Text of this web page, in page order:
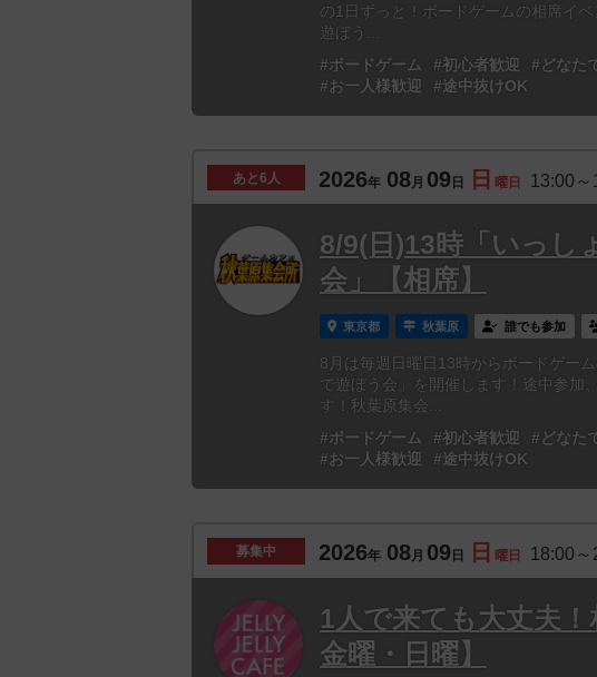
の1日ずっと！ボードゲームの相席イ
遊ぼう...
#ボードゲーム
#初心者歓迎 #どなた
#お一人様歓迎
#途中抜けOK
あと6人 2026年 08 月 09 日 日 曜日 13:00～
8/9(日)13時「いっし
会」【相席】
東京都 秋葉原 誰でも参加
8月は毎週日曜日13時からボードゲー
で遊ぼう会」を開催します！途中参加
す！秋葉原集会...
#ボードゲーム
#初心者歓迎 #どなた
#お一人様歓迎
#途中抜けOK
募集中 2026年 08月 09 日 日 曜日 18:00～
1人で来ても大丈夫
金曜・日曜】